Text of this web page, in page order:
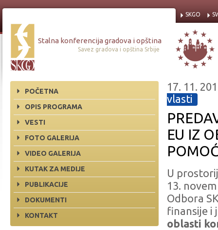
Stalna konferencija gradova i opština
Savez gradova i opština Srbije
SKGO
POČETNA
OPIS PROGRAMA
VESTI
FOTO GALERIJA
VIDEO GALERIJA
KUTAK ZA MEDIJE
PUBLIKACIJE
DOKUMENTI
KONTAKT
17. 11.
vlasti
EU IZ
U
13.
Odbora
finansije i
oblasti